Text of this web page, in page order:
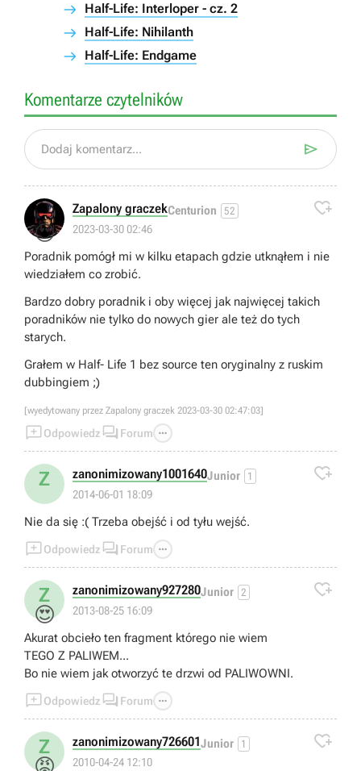
Half-Life: Interloper - cz. 2
Half-Life: Nihilanth
Half-Life: Endgame
Komentarze czytelników
Dodaj komentarz... 
😍
Zapalony graczekCenturion 52
2023-03-30 02:46

Poradnik pomógł mi w kilku etapach gdzie utknąłem i nie
wiedziałem co zrobić.
Bardzo dobry poradnik i oby więcej jak najwięcej takich
poradników nie tylko do nowych gier ale też do tych
starych.
Grałem w Half- Life 1 bez source ten oryginalny z ruskim
dubbingiem ;)
[wyedytowany przez Zapalony graczek 2023-03-30 02:47:03]
Odpowiedz  Forum 
Z zanonimizowany1001640Junior 1
2014-06-01 18:09

Nie da się :( Trzeba obejść i od tyłu wejść.
Odpowiedz  Forum 
Z
😍
zanonimizowany927280Junior 2
2013-08-25 16:09

Akurat obcieło ten fragment którego nie wiem
TEGO Z PALIWEM...
Bo nie wiem jak otworzyć te drzwi od PALIWOWNI.
Odpowiedz  Forum 
Z
😡
zanonimizowany726601Junior 1
2010-04-24 12:10
